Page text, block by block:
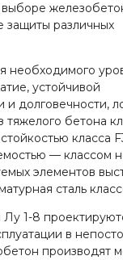
защиты различных
необходимого
устойчивой
и долговечности,
тяжелого бетона
класса
— классом
элементов
сталь
Лу 1-8
в
производят